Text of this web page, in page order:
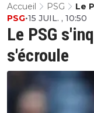
Accueil PSG
Le
Le PSG
s'écroule
PSG•15 JUIL. , 10:50